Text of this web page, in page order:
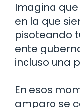
Imagina
en la que
pisoteando
ente
incluso una
En esos
amparo se